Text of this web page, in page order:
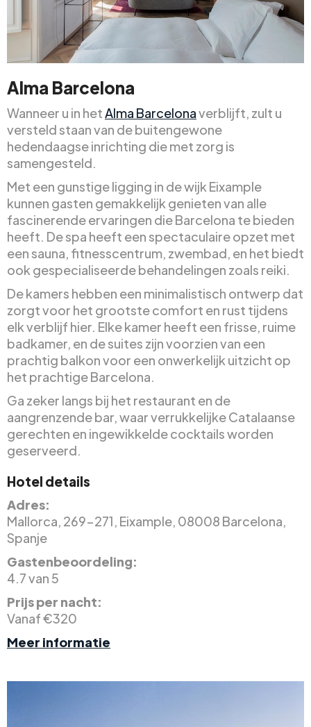
Alma Barcelona
Wanneer u in hetAlma Barcelonaverblijft, zult u
versteld staan van de buitengewone
hedendaagse inrichting die met zorg is
samengesteld.
Met een gunstige ligging in de wijk Eixample
kunnen gasten gemakkelijk genieten van alle
fascinerende ervaringen die Barcelona te bieden
heeft. De spa heeft een spectaculaire opzet met
een sauna, fitnesscentrum, zwembad, en het biedt
ook gespecialiseerde behandelingen zoals reiki.
De kamers hebben een minimalistisch ontwerp dat
zorgt voor het grootste comfort en rust tijdens
elk verblijf hier. Elke kamer heeft een frisse, ruime
badkamer, en de suites zijn voorzien van een
prachtig balkon voor een onwerkelijk uitzicht op
het prachtige Barcelona.
Ga zeker langs bij het restaurant en de
aangrenzende bar, waar verrukkelijke Catalaanse
gerechten en ingewikkelde cocktails worden
geserveerd.
Hotel details
Adres:
Mallorca, 269-271, Eixample, 08008 Barcelona,
Spanje
Gastenbeoordeling:
4.7 van 5
Prijs per nacht:
Vanaf €320
Meer informatie